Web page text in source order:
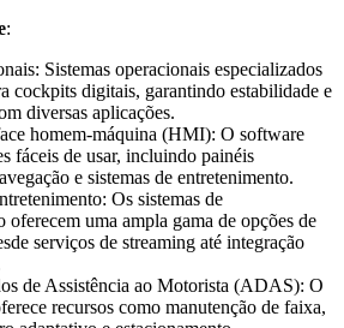
:
Sistemas operacionais especializados
cockpits digitais, garantindo estabilidade e
diversas aplicações.
homem-máquina (HMI): O software
fáceis de usar, incluindo painéis
e sistemas de entretenimento.
Os sistemas de
oferecem uma ampla gama de opções de
serviços de streaming até integração
de Assistência ao Motorista (ADAS): O
recursos como manutenção de faixa,